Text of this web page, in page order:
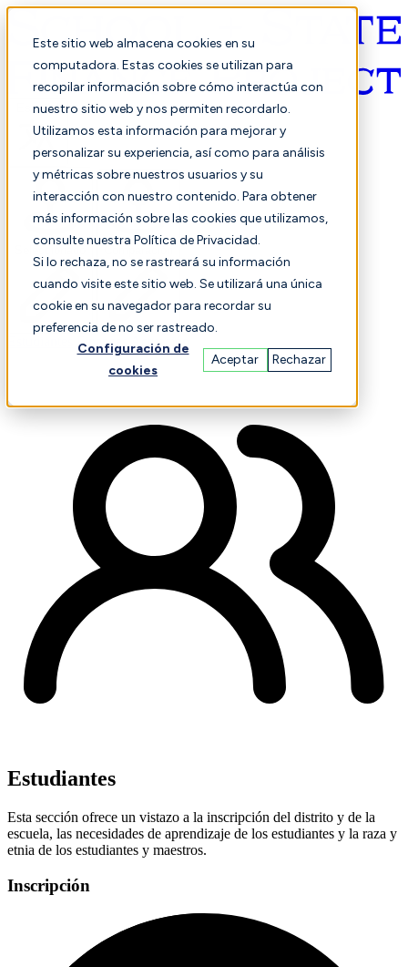
Este sitio web almacena cookies en su
computadora. Estas cookies se utilizan para
recopilar información sobre cómo interactúa con
nuestro sitio web y nos permiten recordarlo.
Utilizamos esta información para mejorar y
personalizar su experiencia, así como para análisis
y métricas sobre nuestros usuarios y su
interacción con nuestro contenido. Para obtener
más información sobre las cookies que utilizamos,
consulte nuestra Política de Privacidad.
Si lo rechaza, no se rastreará su información
cuando visite este sitio web. Se utilizará una única
cookie en su navegador para recordar su
preferencia de no ser rastreado.
Configuración de
cookies
Aceptar Rechazar
Español
Finanzas Actuación
Estudiantes
Esta sección ofrece un vistazo a la inscripción del distrito y de la
escuela, las necesidades de aprendizaje de los estudiantes y la raza y
etnia de los estudiantes y maestros.
Inscripción